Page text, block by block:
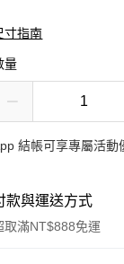
寸指南
量
結帳可享專屬活動
款與運送方式
取滿NT$888免運